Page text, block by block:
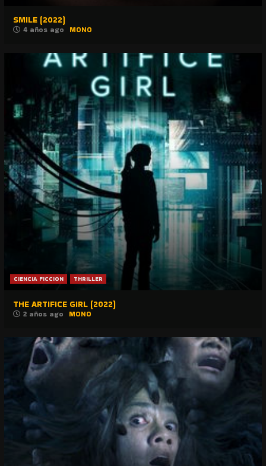
SMILE (2022)
4 años ago MONO
CIENCIA FICCION THRILLER
THE ARTIFICE GIRL (2022)
2 años ago MONO